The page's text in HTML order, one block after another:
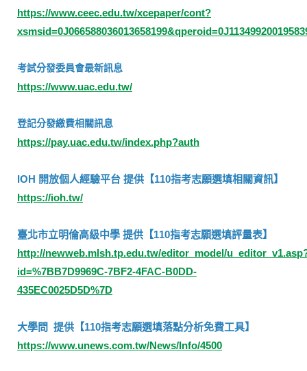
https://www.ceec.edu.tw/xcepaper/cont?
考試分發委員會最新訊息
https://www.uac.edu.tw/
登記分發繳費相關訊息
https://pay.uac.edu.tw/index.php?auth
IOH 開放個人經驗平台 提供【110指考志願選填相關資訊】
https://ioh.tw/
臺北市立明倫高級中學 提供【110指考志願選填評量表】
http://newweb.mlsh.tp.edu.tw/editor_model/
id=%7BB7D9969C-7BF2-4FAC-B0DD-
435EC0025D5D%7D
大學問 提供【110指考志願選填落點分析免費工具】
https://www.unews.com.tw/News/Info/4500